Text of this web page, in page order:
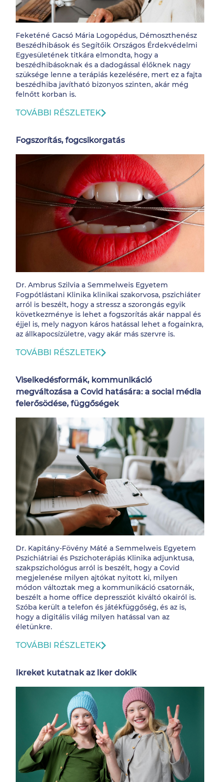
Feketéné Gacsó Mária Logopédus, Démoszthenész
Beszédhibások és Segítőik Országos Érdekvédelmi
Egyesületének titkára elmondta, hogy a
beszédhibásoknak és a dadogással élőknek nagy
szüksége lenne a terápiás kezelésére, mert ez a fajta
beszédhiba javítható bizonyos szinten, akár még
felnőtt korban is.
TOVÁBBI RÉSZLETEK
Fogszorítás, fogcsikorgatás
Dr. Ambrus Szilvia a Semmelweis Egyetem
Fogpótlástani Klinika klinikai szakorvosa, pszichiáter
arról is beszélt, hogy a stressz a szorongás egyik
következménye is lehet a fogszorítás akár nappal és
éjjel is, mely nagyon káros hatással lehet a fogainkra,
az állkapocsízületre, vagy akár más szervre is.
TOVÁBBI RÉSZLETEK
Viselkedésformák, kommunikáció
megváltozása a Covid hatására: a social média
felerősödése, függőségek
Dr. Kapitány-Fövény Máté a Semmelweis Egyetem
Pszichiátriai és Pszichoterápiás Klinika adjunktusa,
szakpszichológus arról is beszélt, hogy a Covid
megjelenése milyen ajtókat nyitott ki, milyen
módon változtak meg a kommunikáció csatornák,
beszélt a home office depressziót kiváltó okairól is.
Szóba került a telefon és játékfüggőség, és az is,
hogy a digitális világ milyen hatással van az
életünkre.
TOVÁBBI RÉSZLETEK
Ikreket kutatnak az Iker dokik